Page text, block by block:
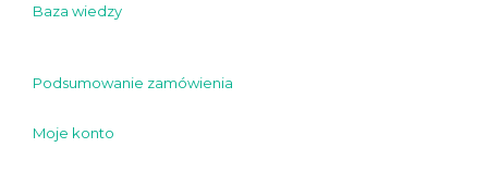
Baza wiedzy
Podsumowanie zamówienia
Moje konto